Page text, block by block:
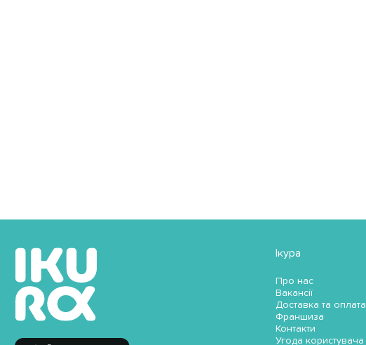
Ікура
Про нас
Вакансії
Доставка та оплата
Франшиза
Контакти
Угода користувача